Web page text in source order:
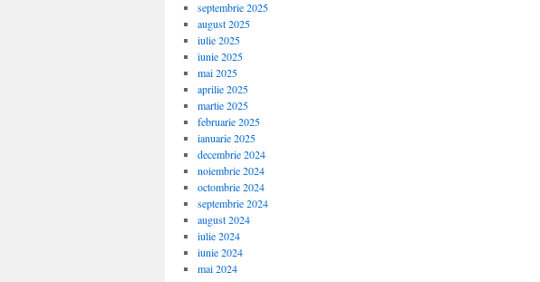
septembrie 2025
august 2025
iulie 2025
iunie 2025
mai 2025
aprilie 2025
martie 2025
februarie 2025
ianuarie 2025
decembrie 2024
noiembrie 2024
octombrie 2024
septembrie 2024
august 2024
iulie 2024
iunie 2024
mai 2024